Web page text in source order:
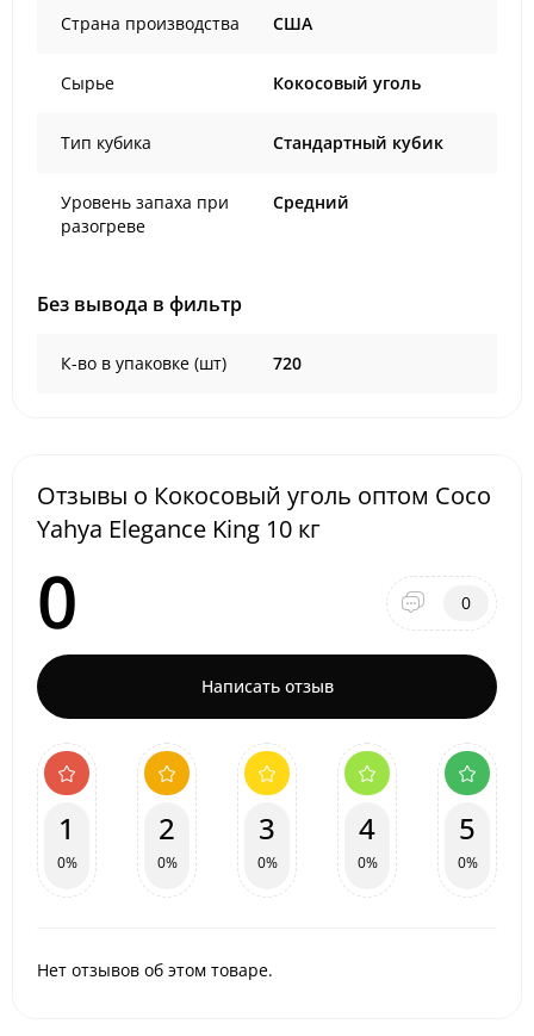
Страна производства США
Сырье Кокосовый уголь
Тип кубика Стандартный кубик
Уровень запаха при
разогреве
Средний
Без вывода в фильтр
К-во в упаковке (шт) 720
Отзывы о Кокосовый уголь оптом Coco
Yahya Elegance King 10 кг
0 0
Написать отзыв
1
0%
2
0%
3
0%
4
0%
5
0%
Нет отзывов об этом товаре.